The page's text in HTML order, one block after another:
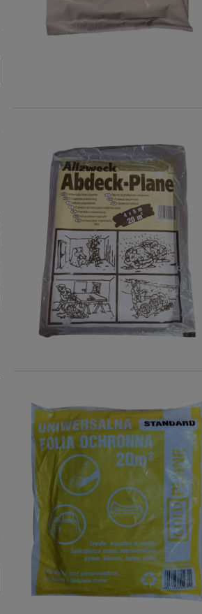
45,00 zł
Cena regularna:48,00 zł
Najniższa cena:48,00 zł
do koszyka